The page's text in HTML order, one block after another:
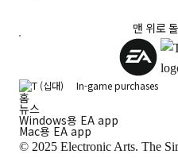
맨 위로
In-game purchases
홈
뉴스
Windows용 EA app
Mac용 EA app
© 2025 Electronic Arts. The